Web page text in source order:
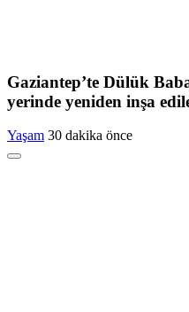
Gaziantep’te Dülük
yerinde yeniden inşa
Yaşam 30 dakika önce